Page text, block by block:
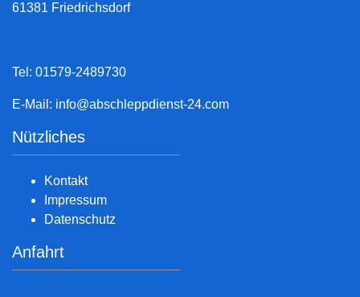
61381 Friedrichsdorf
Tel: 01579-2489730
E-Mail: info@abschleppdienst-24.com
Nützliches
Kontakt
Impressum
Datenschutz
Anfahrt